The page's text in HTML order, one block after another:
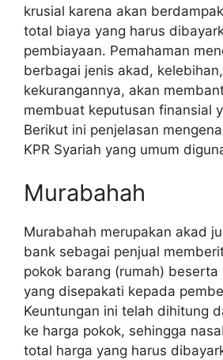
krusial karena akan
total biaya yang harus
pembiayaan. Pemahaman
berbagai jenis akad,
kekurangannya, akan
membuat keputusan finansial
Berikut ini penjelasan
KPR Syariah yang umum
Murabahah
Murabahah merupakan akad
bank sebagai penjual
pokok barang (rumah) beserta
yang disepakati kepada
Keuntungan ini telah dihitung
ke harga pokok, sehingga
total harga yang harus